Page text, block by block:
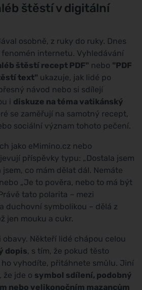
štěstí v digitální
osobně, z ruky do ruky. Dnes
fenomén internetu. Vyhledávání
štěstí recept PDF" nebo "PDF
text" ukazuje, jak lidé po
návod nebo si sdílejí
i diskuze na téma vatikánský
se zaměřují na samotný recept,
sociální význam tohoto pečení.
jako eMimino.cz nebo
příspěvky typu: „Dostala jsem
co mám dělat dál. Nemáte
„Je to pověra, nebo to má být
tato polarita – mezi
duchovní symbolikou – dělá z
jen mouku a cukr.
Někteří lidé chápou celou
dopis, s tím, že pokud těsto
vyhodíte, přitáhnete smůlu. Jiní
že jde o symbol sdílení, podobný
nebo velikonočním mazancům